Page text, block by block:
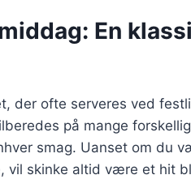
En
der ofte serveres ved
på mange
smag. Uanset om du
vil skinke altid være et hit